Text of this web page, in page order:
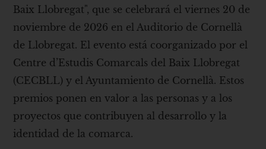
Baix Llobregat", que se celebrará el viernes 20 de
noviembre de 2026 en el Auditorio de Cornellà
de Llobregat. El evento está coorganizado por el
Centre d’Estudis Comarcals del Baix Llobregat
(CECBLL) y el Ayuntamiento de Cornellà. Estos
premios ponen en valor a las personas y a los
proyectos que contribuyen al desarrollo y la
identidad de la comarca.